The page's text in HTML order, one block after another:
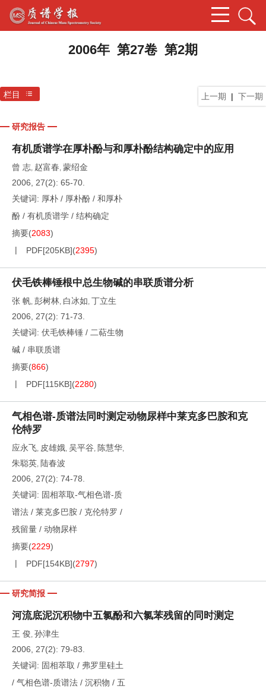
2006年 第27卷 第2期
上一期 | 下一期
栏目
研究报告
有机质谱学在厚朴酚与和厚朴酚结构确定中的应用
曾 志, 赵富春, 蒙绍金
2006, 27(2): 65-70.
关键词: 厚朴 / 厚朴酚 / 和厚朴
酚 / 有机质谱学 / 结构确定
摘要(2083)
PDF[205KB](2395)
伏毛铁棒锤根中总生物碱的串联质谱分析
张 帆, 彭树林, 白冰如, 丁立生
2006, 27(2): 71-73.
关键词: 伏毛铁棒锤 / 二萜生物
碱 / 串联质谱
摘要(866)
PDF[115KB](2280)
气相色谱-质谱法同时测定动物尿样中莱克多巴胺和克
伦特罗
应永飞, 皮雄娥, 吴平谷, 陈慧华,
朱聪英, 陆春波
2006, 27(2): 74-78.
关键词: 固相萃取-气相色谱-质
谱法 / 莱克多巴胺 / 克伦特罗 /
残留量 / 动物尿样
摘要(2229)
PDF[154KB](2797)
研究简报
河流底泥沉积物中五氯酚和六氯苯残留的同时测定
王 俊, 孙津生
2006, 27(2): 79-83.
关键词: 固相萃取 / 弗罗里硅土
/ 气相色谱-质谱法 / 沉积物 / 五